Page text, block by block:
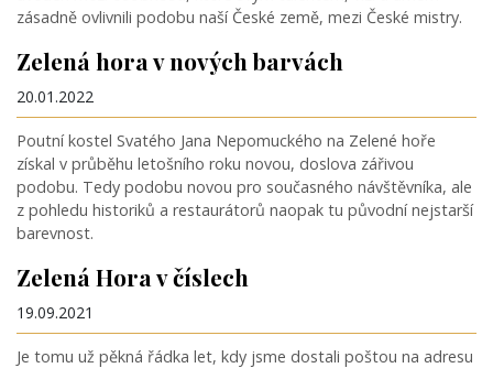
zásadně ovlivnili podobu naší České země, mezi České mistry.
Zelená hora v nových barvách
20.01.2022
Poutní kostel Svatého Jana Nepomuckého na Zelené hoře
získal v průběhu letošního roku novou, doslova zářivou
podobu. Tedy podobu novou pro současného návštěvníka, ale
z pohledu historiků a restaurátorů naopak tu původní nejstarší
barevnost.
Zelená Hora v číslech
19.09.2021
Je tomu už pěkná řádka let, kdy jsme dostali poštou na adresu